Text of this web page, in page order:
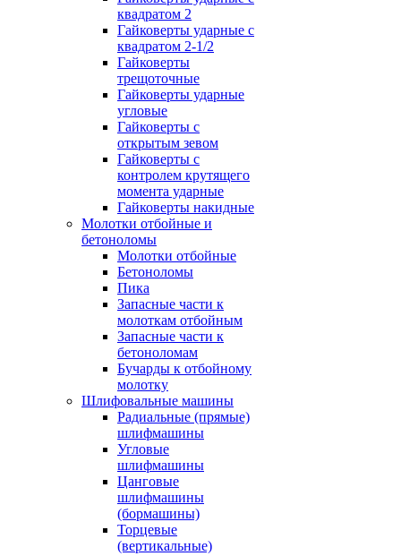
квадратом 2
Гайковерты ударные с
квадратом 2-1/2
Гайковерты
трещоточные
Гайковерты ударные
угловые
Гайковерты с
открытым зевом
Гайковерты с
контролем крутящего
момента ударные
Гайковерты накидные
Молотки отбойные и
бетоноломы
Молотки отбойные
Бетоноломы
Пика
Запасные части к
молоткам отбойным
Запасные части к
бетоноломам
Бучарды к отбойному
молотку
Шлифовальные машины
Радиальные (прямые)
шлифмашины
Угловые
шлифмашины
Цанговые
шлифмашины
(бормашины)
Торцевые
(вертикальные)